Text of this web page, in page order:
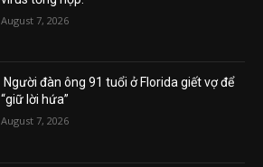
August 7, 2026
Người đàn ông 91 tuổi ở Florida giết vợ để
“giữ lời hứa”
August 7, 2026